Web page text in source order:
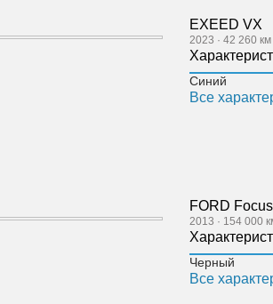
EXEED VX
2023 · 42 260 км
Синий
Все
FORD Focus
2013 · 154 000
Черный
Все